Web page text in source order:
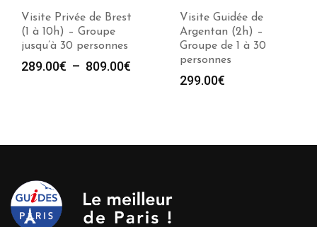
Visite Privée de Brest
(1 à 10h) – Groupe
jusqu’à 30 personnes
289.00€ – 809.00€
809.00€
Visite Guidée de
Argentan (2h) –
Groupe de 1 à 30
personnes
299.00€